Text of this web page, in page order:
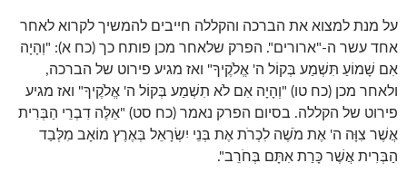
על מנת למצוא את הברכה והקללה חייבים להמשיך לקרוא לאחר
אחד עשר ה-"ארורים". הפרק שלאחר מכן פותח כך (כח א): "וְהָיָה
אִם שָׁמוֹעַ תִּשְׁמַע בְּקוֹל ה' אֱלֹקֶיךָ" ואז מגיע פירוט של הברכה,
ולאחר מכן (כח טו) "וְהָיָה אִם לֹא תִשְׁמַע בְּקוֹל ה' אֱלֹקֶיךָ" ואז מגיע
פירוט של הקללה. בסיום הפרק נאמר (כח סט) "אֵלֶּה דִבְרֵי הַבְּרִית
אֲשֶׁר צִוָּה ה' אֶת מֹשֶׁה לִכְרֹת אֶת בְּנֵי יִשְׂרָאֵל בְּאֶרֶץ מוֹאָב מִלְּבַד
הַבְּרִית אֲשֶׁר כָּרַת אִתָּם בְּחֹרֵב".